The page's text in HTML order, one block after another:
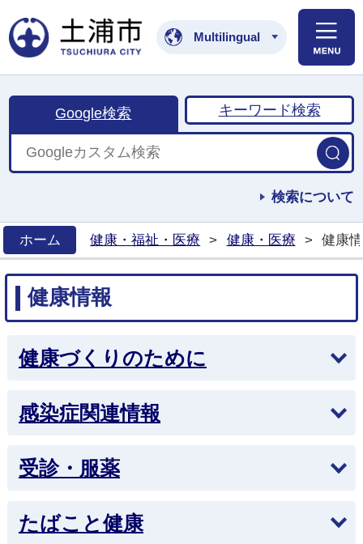
土浦市公式ホームペ
Multilingual
Google検索 キーワード検索
検索について
ホーム
健康・福祉・医療 > 健康・医療 > 健康
健康情報
健康づくりのために
感染症関連情報
受診・服薬
たばこと健康